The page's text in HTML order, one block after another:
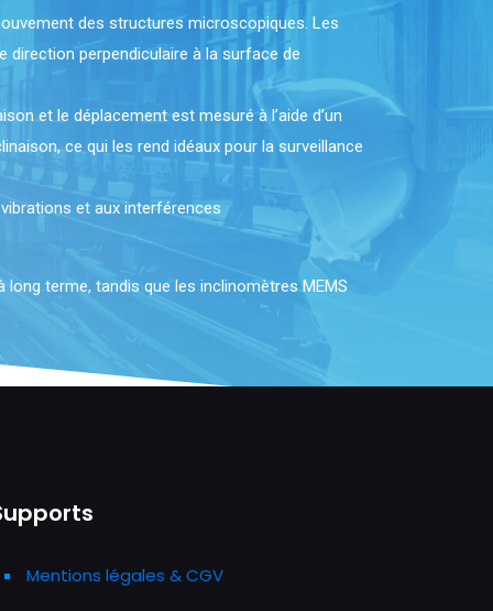
des structures microscopiques. Les
direction perpendiculaire à la surface de
et le déplacement est mesuré à l’aide d’un
ce qui les rend idéaux pour la surveillance
et aux interférences
terme, tandis que les inclinomètres MEMS
Mentions légales & CGV